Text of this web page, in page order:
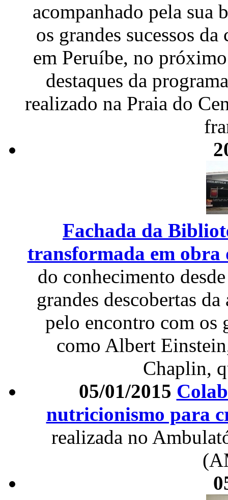
acompanhado pela sua
os grandes sucessos
em Peruíbe, no
destaques da
realizado na Praia do
Fachada da
transformada em obra
do conhecimento
grandes descobertas
pelo encontro com os
como Albert
Chaplin,
05/01/2015
nutricionismo para
realizada no